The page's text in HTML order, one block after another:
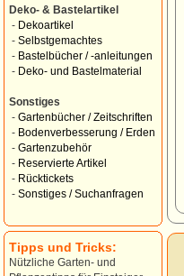
Deko- & Bastelartikel
- Dekoartikel
- Selbstgemachtes
- Bastelbücher / -anleitungen
- Deko- und Bastelmaterial
Sonstiges
- Gartenbücher / Zeitschriften
- Bodenverbesserung / Erden
- Gartenzubehör
- Reservierte Artikel
- Rücktickets
- Sonstiges / Suchanfragen
Tipps und Tricks:
Nützliche Garten- und